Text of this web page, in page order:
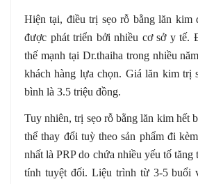
Hiện tại, điều trị sẹo rỗ bằng lăn kim
được phát triển bởi nhiều cơ sở y tế.
thế mạnh tại Dr.thaiha trong nhiều
khách hàng lựa chọn. Giá lăn kim trị
bình là 3.5 triệu đồng.
Tuy nhiên, trị sẹo rỗ bằng lăn kim hết
thể thay đổi tuỳ theo sản phẩm đi
nhất là PRP do chứa nhiều yếu tố
tính tuyệt đối. Liệu trình từ 3-5 buổi